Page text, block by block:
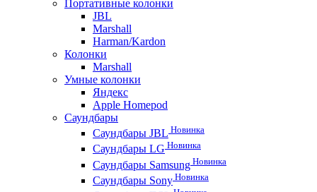
Портативные колонки
JBL
Marshall
Harman/Kardon
Колонки
Marshall
Умные колонки
Яндекс
Apple Homepod
Саундбары
Саундбары JBL Новинка
Саундбары LG Новинка
Саундбары Samsung Новинка
Саундбары Sony Новинка